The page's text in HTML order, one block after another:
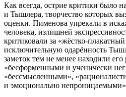
Как всегда, острие критики было
и Тышлера, творчество которых
оценки. Пименова упрекали в
человека, излишней
критиковали за «жёстко-
исключительную одарённость
заметок тем не менее находили
«бесформенными и ученически
«бессмысленными»,
и эмоционально